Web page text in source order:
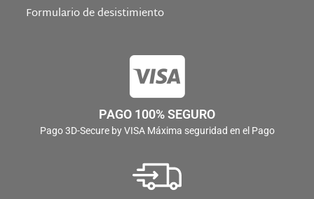
Formulario de desistimiento
PAGO 100% SEGURO
Pago 3D-Secure by VISA Máxima seguridad en el Pago